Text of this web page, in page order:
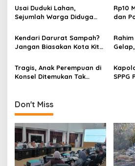
p
o
s
Angkatan VIII
di
Usai Duduki Lahan,
Sejumlah Warga Diduga
Turun Tangan
Rp10
dan
Kendari Darurat Sampah?
Jangan Biasakan Kota Kita
Sampah
Tragis, Anak Perempuan di
Konsel Ditemukan Tak
SPPG
Don't Miss